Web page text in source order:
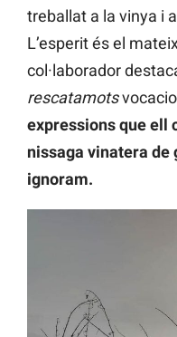
treballat a la vinya i
L’esperit és el
col·laborador
rescatamots
expressions que ell
nissaga vinatera de
ignoram.